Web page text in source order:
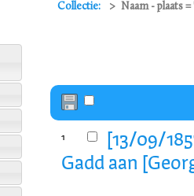
Collectie: Naam - plaats
1
[13/09/
Gadd aan